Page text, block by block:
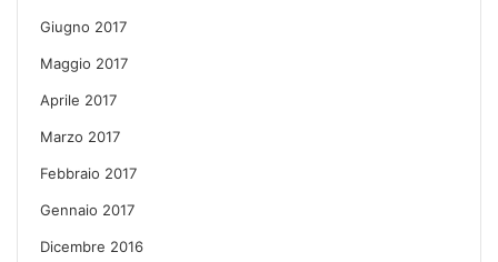
Giugno 2017
Maggio 2017
Aprile 2017
Marzo 2017
Febbraio 2017
Gennaio 2017
Dicembre 2016